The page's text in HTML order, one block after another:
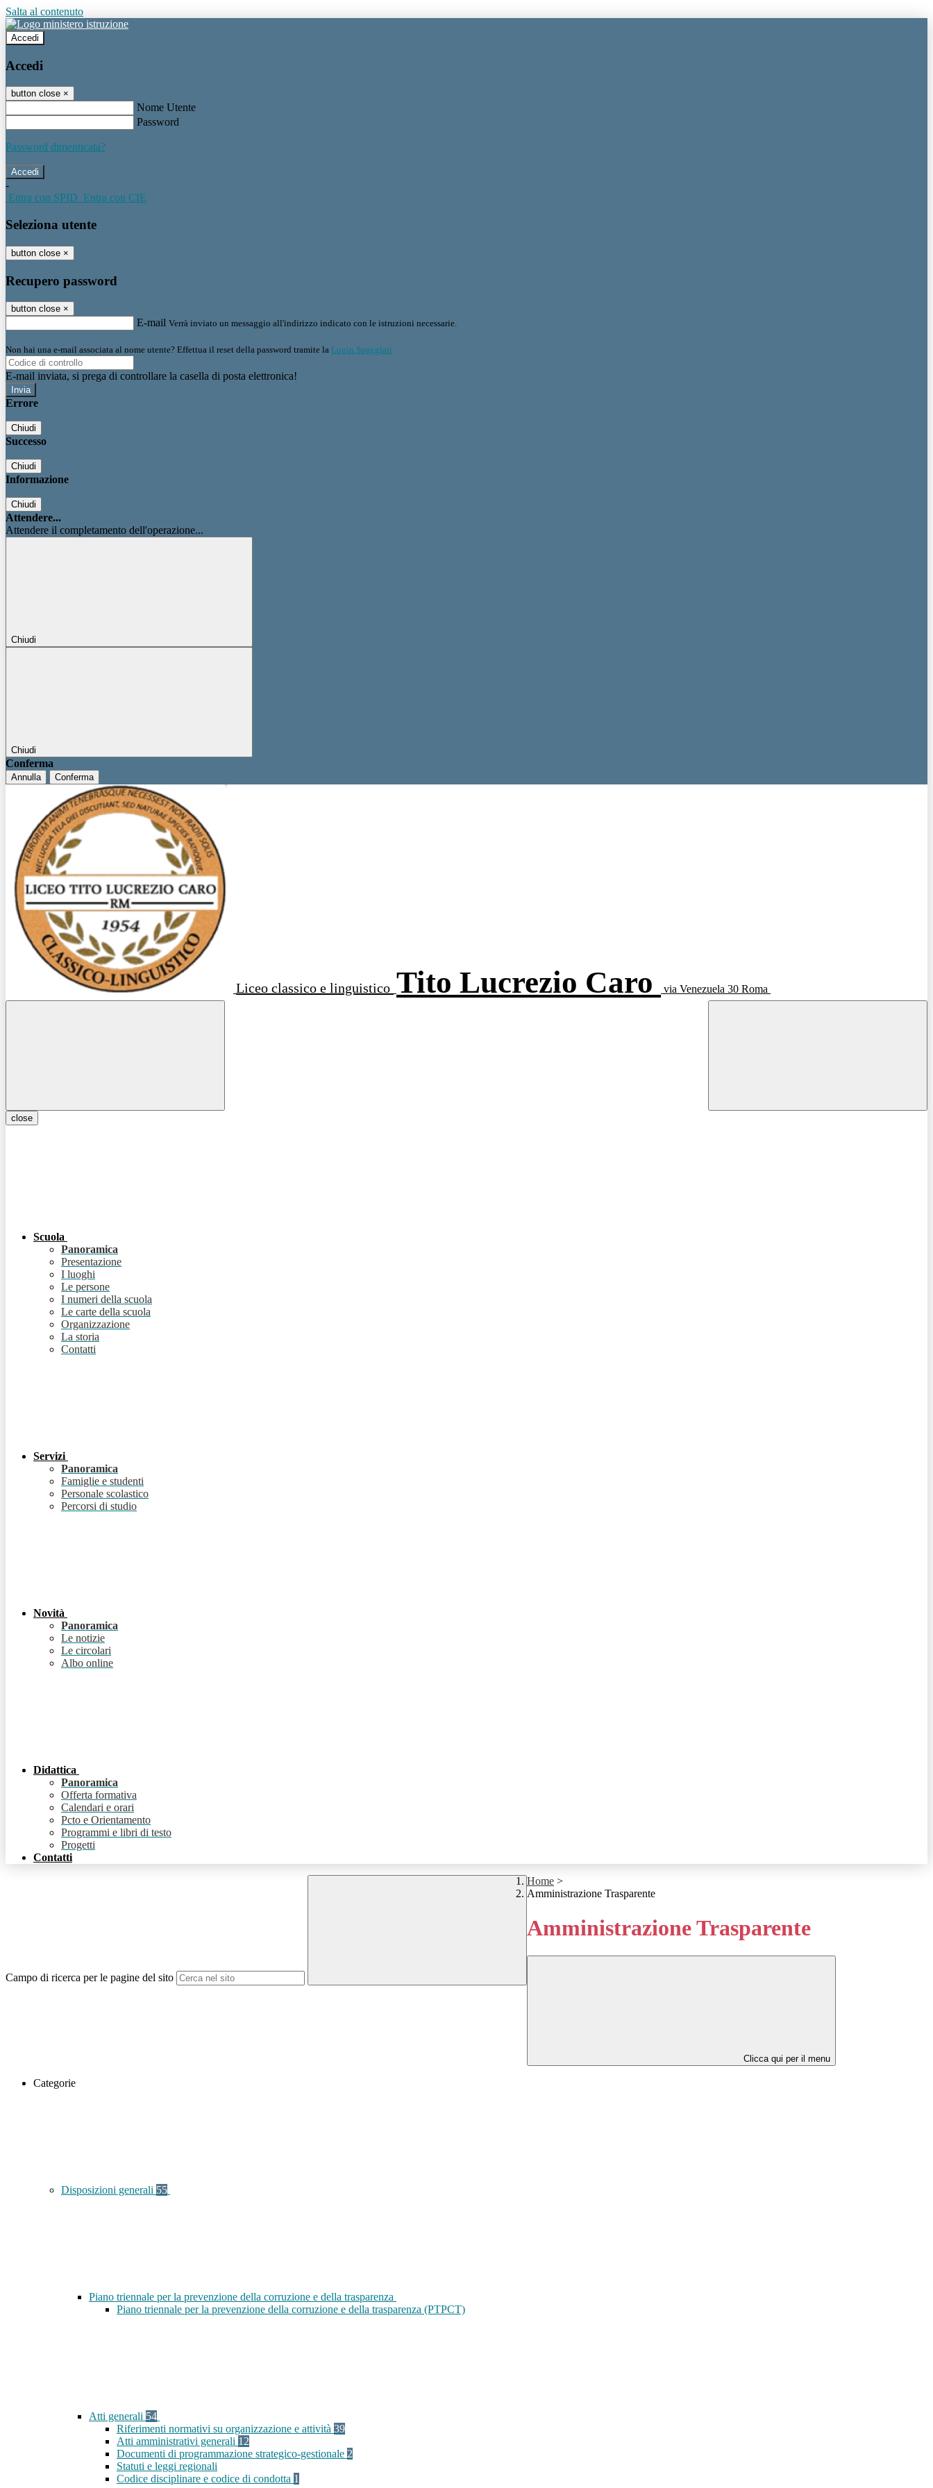
Salta al contenuto
Accedi
Accedi
button close ×
Nome Utente
Password
Password dimenticata?
-
Entra con SPID Entra con CIE
Seleziona utente
button close ×
Recupero password
button close ×
E-mail Verrà inviato un messaggio all'indirizzo indicato con le istruzioni necessarie.
Non hai una e-mail associata al nome utente? Effettua il reset della password tramite la Login Spaggiari
E-mail inviata, si prega di controllare la casella di posta elettronica!
Errore
Chiudi
Successo
Chiudi
Informazione
Chiudi
Attendere...
Attendere il completamento dell'operazione...
Chiudi
Chiudi
Conferma
Annulla Conferma
Liceo classico e linguistico Tito Lucrezio Caro via Venezuela 30 Roma
close
Scuola
Panoramica
Presentazione
I luoghi
Le persone
I numeri della scuola
Le carte della scuola
Organizzazione
La storia
Contatti
Servizi
Panoramica
Famiglie e studenti
Personale scolastico
Percorsi di studio
Novità
Panoramica
Le notizie
Le circolari
Albo online
Didattica
Panoramica
Offerta formativa
Calendari e orari
Pcto e Orientamento
Programmi e libri di testo
Progetti
Contatti
Campo di ricerca per le pagine del sito
Home >
Amministrazione Trasparente
Amministrazione Trasparente
Clicca qui per il menu
Categorie
Disposizioni generali 55
Piano triennale per la prevenzione della corruzione e della trasparenza
Piano triennale per la prevenzione della corruzione e della trasparenza (PTPCT)
Atti generali 54
Riferimenti normativi su organizzazione e attività 39
Atti amministrativi generali 12
Documenti di programmazione strategico-gestionale 2
Statuti e leggi regionali
Codice disciplinare e codice di condotta 1